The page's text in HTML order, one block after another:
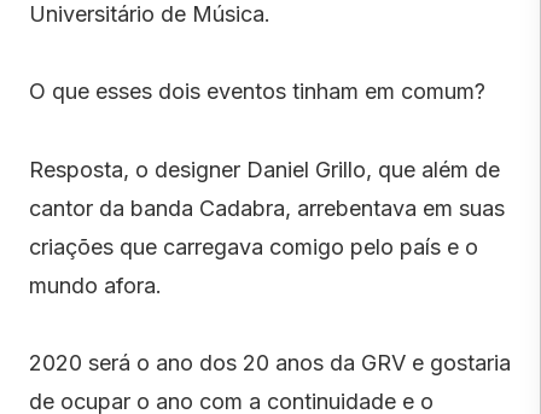
Universitário de Música.
O que esses dois eventos tinham em comum?
Resposta, o designer Daniel Grillo, que além de
cantor da banda Cadabra, arrebentava em suas
criações que carregava comigo pelo país e o
mundo afora.
2020 será o ano dos 20 anos da GRV e gostaria
de ocupar o ano com a continuidade e o